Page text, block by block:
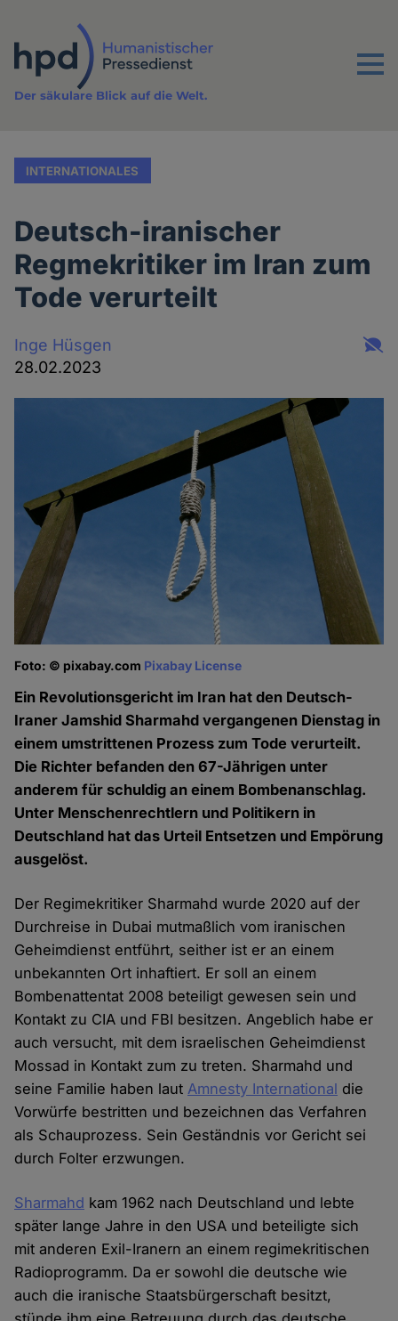
Inhalt
Menu
Der säkulare Blick auf die Welt.
INTERNATIONALES
Deutsch-iranischer
Regmekritiker im Iran zum
Tode verurteilt
Inge Hüsgen
28.02.2023
Foto: © pixabay.com Pixabay License
Ein Revolutionsgericht im Iran hat den Deutsch-
Iraner Jamshid Sharmahd vergangenen Dienstag in
einem umstrittenen Prozess zum Tode verurteilt.
Die Richter befanden den 67-Jährigen unter
anderem für schuldig an einem Bombenanschlag.
Unter Menschenrechtlern und Politikern in
Deutschland hat das Urteil Entsetzen und Empörung
ausgelöst.
Der Regimekritiker Sharmahd wurde 2020 auf der
Durchreise in Dubai mutmaßlich vom iranischen
Geheimdienst entführt, seither ist er an einem
unbekannten Ort inhaftiert. Er soll an einem
Bombenattentat 2008 beteiligt gewesen sein und
Kontakt zu CIA und FBI besitzen. Angeblich habe er
auch versucht, mit dem israelischen Geheimdienst
Mossad in Kontakt zum zu treten. Sharmahd und
seine Familie haben lautAmnesty International die
Vorwürfe bestritten und bezeichnen das Verfahren
als Schauprozess. Sein Geständnis vor Gericht sei
durch Folter erzwungen.
Sharmahd kam 1962 nach Deutschland und lebte
später lange Jahre in den USA und beteiligte sich
mit anderen Exil-Iranern an einem regimekritischen
Radioprogramm. Da er sowohl die deutsche wie
auch die iranische Staatsbürgerschaft besitzt,